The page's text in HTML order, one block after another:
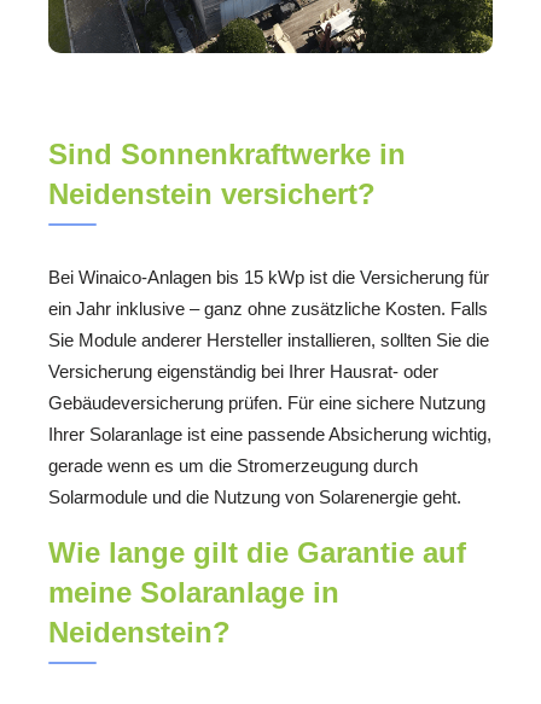
Sind Sonnenkraftwerke in
Neidenstein versichert?
Bei Winaico-Anlagen bis 15 kWp ist die Versicherung für
ein Jahr inklusive – ganz ohne zusätzliche Kosten. Falls
Sie Module anderer Hersteller installieren, sollten Sie die
Versicherung eigenständig bei Ihrer Hausrat- oder
Gebäudeversicherung prüfen. Für eine sichere Nutzung
Ihrer Solaranlage ist eine passende Absicherung wichtig,
gerade wenn es um die Stromerzeugung durch
Solarmodule und die Nutzung von Solarenergie geht.
Wie lange gilt die Garantie auf
meine Solaranlage in
Neidenstein?